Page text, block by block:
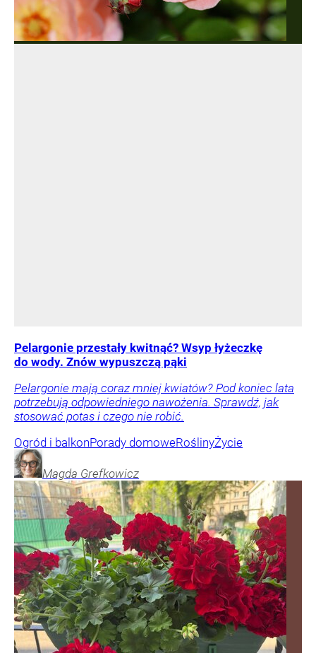
Pelargonie przestały kwitnąć? Wsyp łyżeczkę
do wody. Znów wypuszczą pąki
Pelargonie mają coraz mniej kwiatów? Pod koniec lata
potrzebują odpowiedniego nawożenia. Sprawdź, jak
stosować potas i czego nie robić.
Ogród i balkonPorady domoweRoślinyŻycie
Magda Grefkowicz